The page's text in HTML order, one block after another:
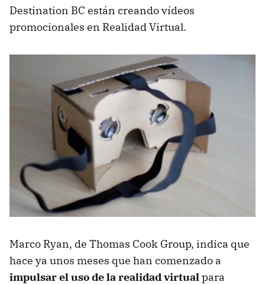
Destination BC están creando vídeos
promocionales en Realidad Virtual.
Marco Ryan, de Thomas Cook Group, indica que
hace ya unos meses que han comenzado a
impulsar el uso de la realidad virtualpara